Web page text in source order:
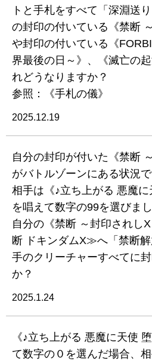
トと手札をすべて「深淵送
の封印の付いている《禁断
や封印の付いている《
界最後の日～》、《滅亡の
れどうなりますか？
参照：《手札の儀》
2025.12.19
自分の封印が付いた《禁断
がバトルゾーンにある状況で
相手は《♪立ち上がる 悪魔に
を唱えて数字の99を選びまし
自分の《禁断 ～封印されし
断 ドキンダムX≫へ「禁断
手のクリーチャーすべてに
か？
2025.1.24
《♪立ち上がる 悪魔に天使
て数字の０を選んだ場合、